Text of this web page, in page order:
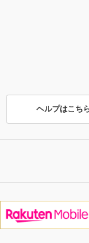
ヘルプはこち